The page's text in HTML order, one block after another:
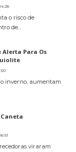
o risco de
de...
Para Os
inverno, aumentam
viraram